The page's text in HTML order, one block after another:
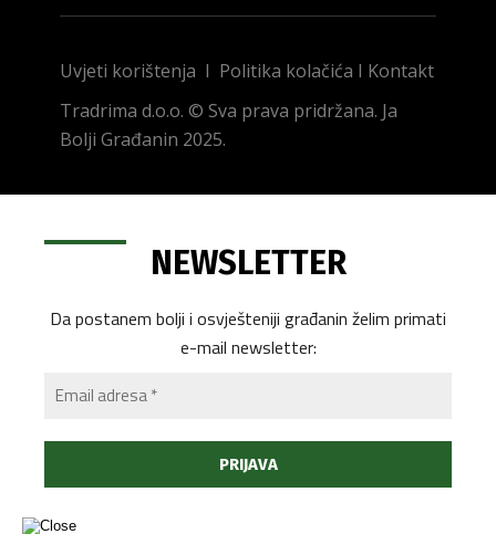
Uvjeti korištenja I Politika kolačića I Kontakt
Tradrima d.o.o. © Sva prava pridržana. Ja
Bolji Građanin 2025.
NEWSLETTER
Da postanem bolji i osvješteniji građanin želim primati
e-mail newsletter: